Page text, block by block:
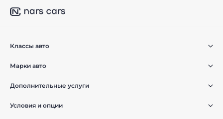
Классы авто
Марки авто
Дополнительные услуги
Условия и опции